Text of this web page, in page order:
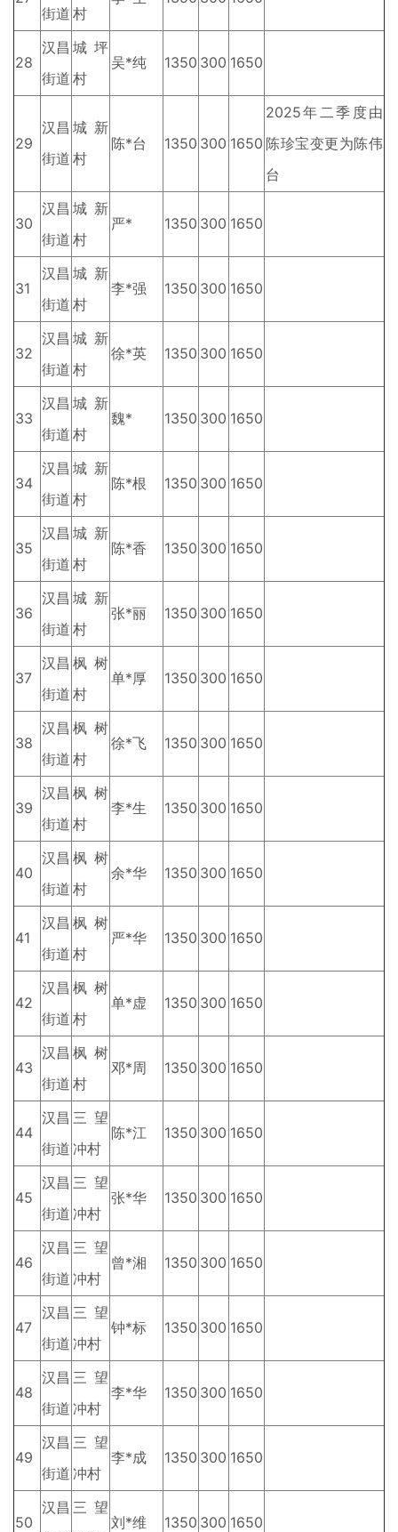
街道 村
28
汉昌
街道
城坪
村
吴*纯 1350 300 1650
29
汉昌
街道
城新
村
陈*台 1350 300 1650
2025年二季度由
陈珍宝变更为陈伟
台
30
汉昌
街道
城新
村
严* 1350 300 1650
31
汉昌
街道
城新
村
李*强 1350 300 1650
32
汉昌
街道
城新
村
徐*英 1350 300 1650
33
汉昌
街道
城新
村
魏* 1350 300 1650
34
汉昌
街道
城新
村
陈*根 1350 300 1650
35
汉昌
街道
城新
村
陈*香 1350 300 1650
36
汉昌
街道
城新
村
张*丽 1350 300 1650
37
汉昌
街道
枫树
村
单*厚 1350 300 1650
38
汉昌
街道
枫树
村
徐*飞 1350 300 1650
39
汉昌
街道
枫树
村
李*生 1350 300 1650
40
汉昌
街道
枫树
村
余*华 1350 300 1650
41
汉昌
街道
枫树
村
严*华 1350 300 1650
42
汉昌
街道
枫树
村
单*虚 1350 300 1650
43
汉昌
街道
枫树
村
邓*周 1350 300 1650
44
汉昌
街道
三望
冲村
陈*江 1350 300 1650
45
汉昌
街道
三望
冲村
张*华 1350 300 1650
46
汉昌
街道
三望
冲村
曾*湘 1350 300 1650
47
汉昌
街道
三望
冲村
钟*标 1350 300 1650
48
汉昌
街道
三望
冲村
李*华 1350 300 1650
49
汉昌
街道
三望
冲村
李*成 1350 300 1650
50
汉昌 三望
刘*维 1350 300 1650